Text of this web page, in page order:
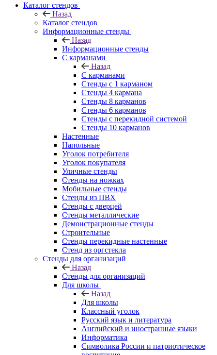
Каталог стендов
Назад
Каталог стендов
Информационные стенды
Назад
Информационные стенды
С карманами
Назад
С карманами
Стенды с 1 карманом
Стенды 4 кармана
Стенды 8 карманов
Стенды 6 карманов
Стенды с перекидной системой
Стенды 10 карманов
Настенные
Напольные
Уголок потребителя
Уголок покупателя
Уличные стенды
Стенды на ножках
Мобильные стенды
Стенды из ПВХ
Стенды с дверцей
Стенды металлические
Демонстрационные стенды
Строительные
Стенды перекидные настенные
Стенд из оргстекла
Стенды для организаций
Назад
Стенды для организаций
Для школы
Назад
Для школы
Классный уголок
Русский язык и литература
Английский и иностранные языки
Информатика
Символика России и патриотическое